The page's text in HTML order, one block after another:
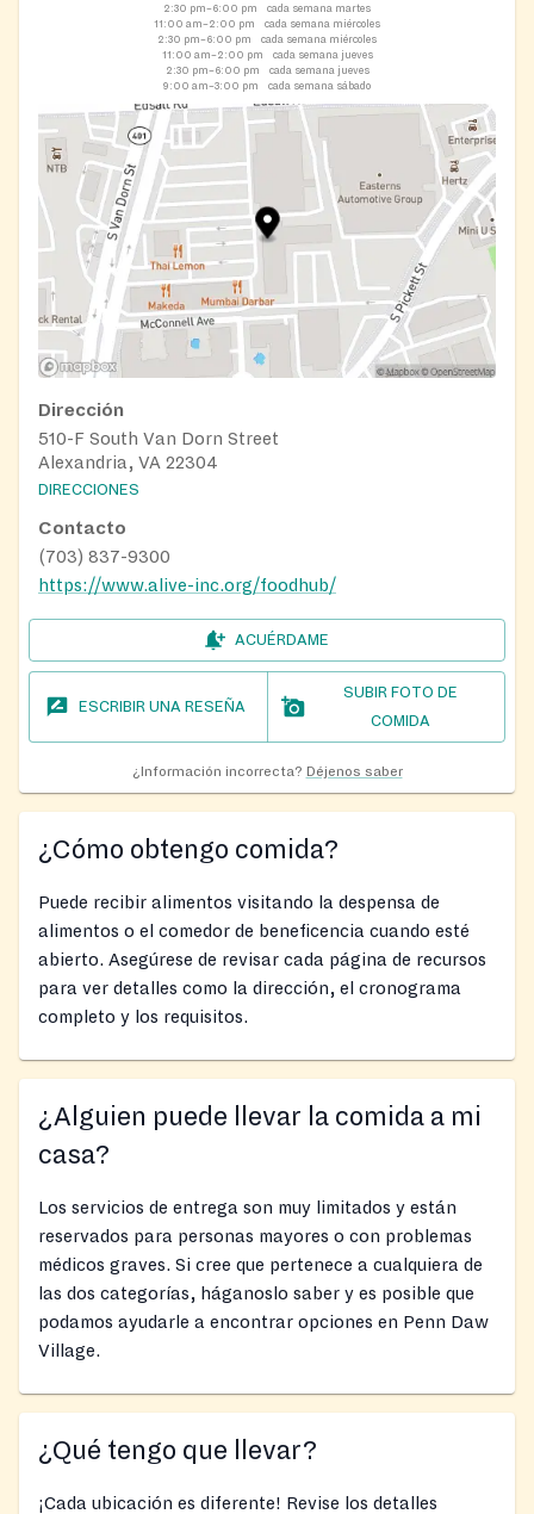
2:30 pm–6:00 pm
cada semana martes
11:00 am–2:00 pm
cada semana miércoles
2:30 pm–6:00 pm
cada semana miércoles
11:00 am–2:00 pm
cada semana jueves
2:30 pm–6:00 pm
cada semana jueves
9:00 am–3:00 pm
cada semana sábado
Dirección
510-F South Van Dorn Street
Alexandria, VA 22304
DIRECCIONES
Contacto
(703) 837-9300
https://www.alive-inc.org/foodhub/
ACUÉRDAME
ESCRIBIR UNA RESEÑA
SUBIR FOTO DE
COMIDA
¿Información incorrecta? Déjenos saber
¿Cómo obtengo comida?
Puede recibir alimentos visitando la despensa de
alimentos o el comedor de beneficencia cuando esté
abierto. Asegúrese de revisar cada página de recursos
para ver detalles como la dirección, el cronograma
completo y los requisitos.
¿Alguien puede llevar la comida a mi
casa?
Los servicios de entrega son muy limitados y están
reservados para personas mayores o con problemas
médicos graves. Si cree que pertenece a cualquiera de
las dos categorías, háganoslo saber y es posible que
podamos ayudarle a encontrar opciones en Penn Daw
Village.
¿Qué tengo que llevar?
¡Cada ubicación es diferente! Revise los detalles